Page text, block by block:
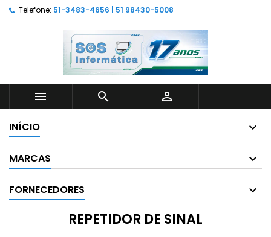
Telefone: 51-3483-4656 | 51 98430-5008
  
INÍCIO
MARCAS
FORNECEDORES
REPETIDOR DE SINAL